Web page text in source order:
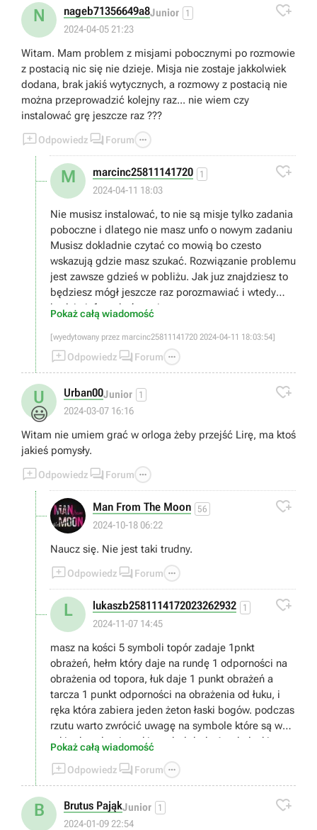
N nageb71356649a8Junior 1
2024-04-05 21:23

Witam. Mam problem z misjami pobocznymi po rozmowie
z postacią nic się nie dzieje. Misja nie zostaje jakkolwiek
dodana, brak jakiś wytycznych, a rozmowy z postacią nie
można przeprowadzić kolejny raz... nie wiem czy
instalować grę jeszcze raz ???
Odpowiedz  Forum 
M marcinc25811141720 1
2024-04-11 18:03

Nie musisz instalować, to nie są misje tylko zadania
poboczne i dlatego nie masz unfo o nowym zadaniu
Musisz dokladnie czytać co mowią bo czesto
wskazują gdzie masz szukać. Rozwiązanie problemu
jest zawsze gdzieś w pobliżu. Jak juz znajdziesz to
będziesz mógł jeszcze raz porozmawiać i wtedy
będzie info o ukończeniu.
Pokaż całą wiadomość
[wyedytowany przez marcinc25811141720 2024-04-11 18:03:54]
Odpowiedz  Forum 
U
😃
Urban00Junior 1
2024-03-07 16:16

Witam nie umiem grać w orloga żeby przejść Lirę, ma ktoś
jakieś pomysły.
Odpowiedz  Forum 
Man From The Moon 56
2024-10-18 06:22

Naucz się. Nie jest taki trudny.
Odpowiedz  Forum 
L lukaszb2581114172023262932 1
2024-11-07 14:45

masz na kości 5 symboli topór zadaje 1pnkt
obrażeń, hełm który daje na rundę 1 odporności na
obrażenia od topora, łuk daje 1 punkt obrażeń a
tarcza 1 punkt odporności na obrażenia od łuku, i
ręka która zabiera jeden żeton łaski bogów. podczas
rzutu warto zwrócić uwagę na symbole które są w
takim kwadracie, taki symbol doda 1 pnkt łaski,
punkt łaski wydajesz wybierając łaskę bogów (jaka
to będzie łaska wybierasz przed rozpoczęciem gry o
ile jakieś masz bo zdobywasz je po wygranej partii),
musisz zabrać wszystkie życia przeciwnikowi
Pokaż całą wiadomość
Odpowiedz  Forum 
B Brutus PająkJunior 1
2024-01-09 22:54
